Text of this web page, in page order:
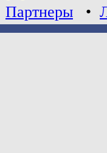
Партнеры •